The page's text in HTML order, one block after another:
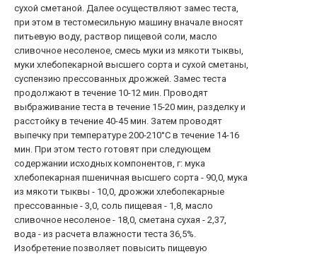
сухой сметаной. Далее осуществляют замес теста,
при этом в тестомесильную машину вначале вносят
питьевую воду, раствор пищевой соли, масло
сливочное несоленое, смесь муки из мякоти тыквы,
муки хлебопекарной высшего сорта и сухой сметаны,
суспензию прессованных дрожжей. Замес теста
продолжают в течение 10-12 мин. Проводят
выбраживание теста в течение 15-20 мин, разделку и
расстойку в течение 40-45 мин. Затем проводят
выпечку при температуре 200-210°С в течение 14-16
мин. При этом тесто готовят при следующем
содержании исходных компонентов, г: мука
хлебопекарная пшеничная высшего сорта - 90,0, мука
из мякоти тыквы - 10,0, дрожжи хлебопекарные
прессованные - 3,0, соль пищевая - 1,8, масло
сливочное несоленое - 18,0, сметана сухая - 2,37,
вода - из расчета влажности теста 36,5%.
Изобретение позволяет повысить пищевую